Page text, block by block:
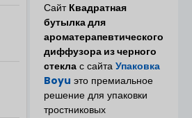
Сайт Квадратная
бутылка для
ароматерапевтического
диффузора из черного
стекла с сайтаУпаковка
Boyu это премиальное
решение для упаковки
тростниковых